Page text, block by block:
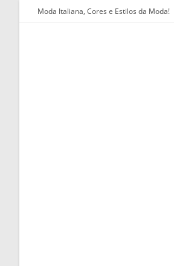
Moda Italiana, Cores e Estilos da Moda!